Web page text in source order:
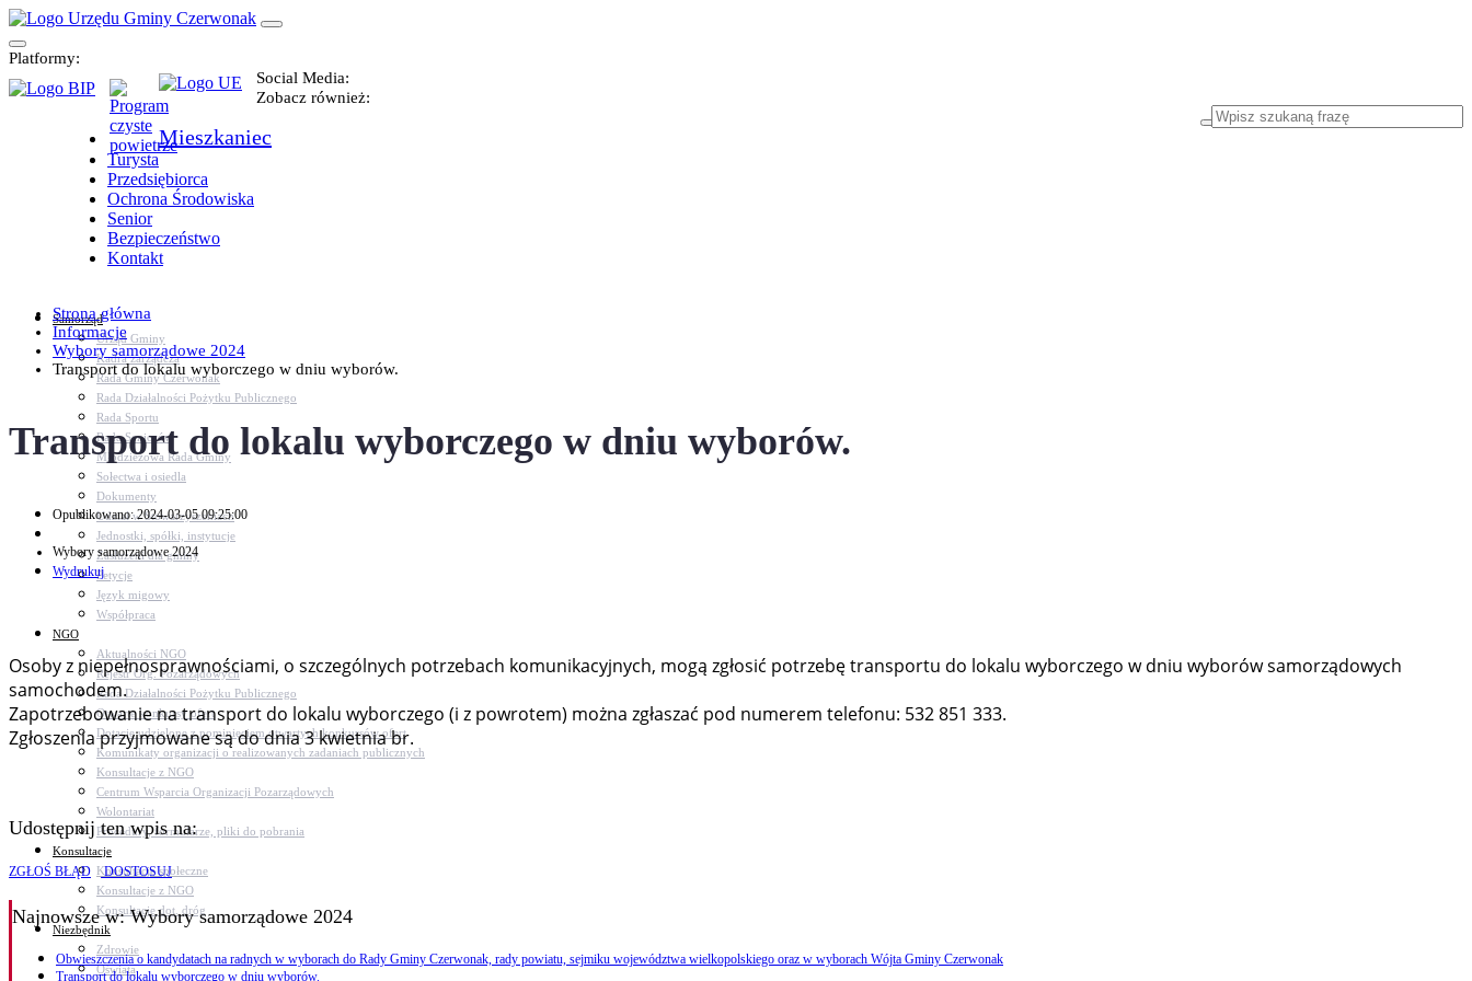
Platformy:
Social Media:
Zobacz również:
Mieszkaniec
Turysta
Przedsiębiorca
Ochrona Środowiska
Senior
Bezpieczeństwo
Kontakt
Samorząd
Urząd Gminy
Kadra zarządcza
Rada Gminy Czerwonak
Rada Działalności Pożytku Publicznego
Rada Sportu
Rada Seniorów
Młodzieżowa Rada Gminy
Sołectwa i osiedla
Dokumenty
Udział w Stowarzyszeniach
Jednostki, spółki, instytucje
Zasłużeni dla gminy
Petycje
Język migowy
Współpraca
NGO
Aktualności NGO
Rejestr Org. Pozarządowych
Rada Działalności Pożytku Publicznego
Otwarte konkursy ofert
Dotacje udzielone z pominięciem otwartych konkursów ofert
Komunikaty organizacji o realizowanych zadaniach publicznych
Konsultacje z NGO
Centrum Wsparcia Organizacji Pozarządowych
Wolontariat
Procedury, formularze, pliki do pobrania
Konsultacje
Konsultacje społeczne
Konsultacje z NGO
Konsultacje dot. dróg
Niezbędnik
Zdrowie
Oświata
Strona główna
Informacje
Wybory samorządowe 2024
Transport do lokalu wyborczego w dniu wyborów.
Transport do lokalu wyborczego w dniu wyborów.
Opublikowano: 2024-03-05 09:25:00
Wybory samorządowe 2024
Wydrukuj
Osoby z niepełnosprawnościami, o szczególnych potrzebach komunikacyjnych, mogą zgłosić potrzebę transportu do lokalu wyborczego w dniu wyborów samorządowych
samochodem.
Zapotrzebowanie na transport do lokalu wyborczego (i z powrotem) można zgłaszać pod numerem telefonu: 532 851 333.
Zgłoszenia przyjmowane są do dnia 3 kwietnia br.
Udostępnij ten wpis na:
ZGŁOŚ BŁĄD DOSTOSUJ
Najnowszew: Wybory samorządowe 2024
Obwieszczenia o kandydatach na radnych w wyborach do Rady Gminy Czerwonak, rady powiatu, sejmiku województwa wielkopolskiego oraz w wyborach Wójta Gminy Czerwonak
Transport do lokalu wyborczego w dniu wyborów.